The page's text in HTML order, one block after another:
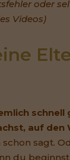
oder
Videos)
schnell
auf den
schon sagt.
du